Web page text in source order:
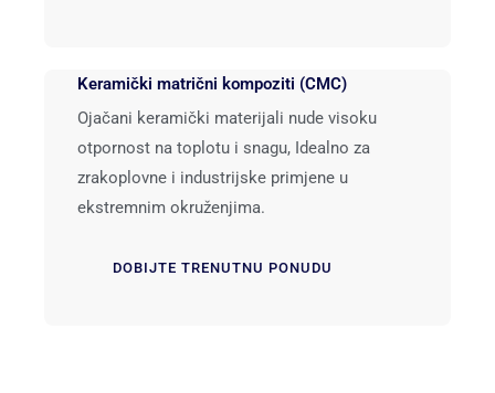
Keramički matrični kompoziti (CMC)
Ojačani keramički materijali nude visoku
otpornost na toplotu i snagu, Idealno za
zrakoplovne i industrijske primjene u
ekstremnim okruženjima.
DOBIJTE TRENUTNU PONUDU